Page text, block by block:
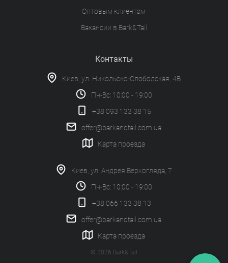
Оптовым клиентам
Вакансии в Bark&Tail
Контакты
Киев, ул. Никольско-Слободская, 4В
Пн-Вс: 10:00 - 19:00
+38 093 133 38 15
offer@barkandtail.com.ua
Карта проезда
Киев, ул. Андрея Верхогляда, 7
Пн-Вс: 10:00 - 19:00
+38 066 133 38 13
offer@barkandtail.com.ua
Карта проезда
© 2026 Bark&Tail